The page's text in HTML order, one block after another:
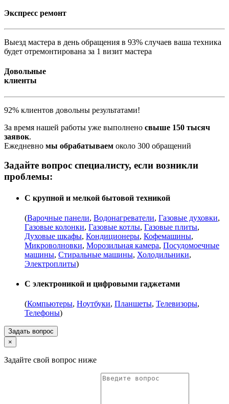
Экспресс ремонт
Выезд мастера в день обращения в 93% случаев ваша техника
будет отремонтирована за 1 визит мастера
Довольные
клиенты
92% клиентов довольны результатами!
За время нашей работы уже выполнено свыше 150 тысяч
заявок.
Ежедневно мы обрабатываем около 300 обращений
Задайте вопрос специалисту, если возникли
проблемы:
С крупной и мелкой бытовой техникой
(Варочные панели, Водонагреватели, Газовые духовки,
Газовые колонки, Газовые котлы, Газовые плиты,
Духовые шкафы, Кондиционеры, Кофемашины,
Микроволновки, Морозильная камера, Посудомоечные
машины, Стиральные машины, Холодильники,
Электроплиты)
С электроникой и цифровыми гаджетами
(Компьютеры, Ноутбуки, Планшеты, Телевизоры,
Телефоны)
Задать вопрос
×
Задайте свой вопрос ниже